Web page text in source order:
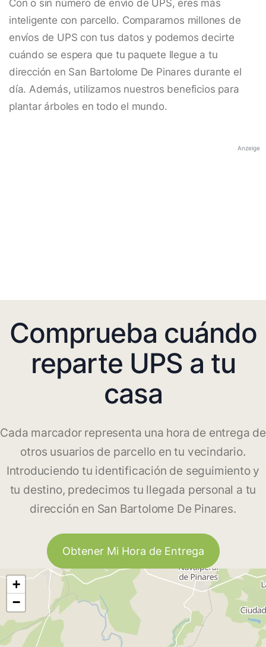
Con o sin número de envío de UPS, eres más
inteligente con parcello. Comparamos millones de
envíos de UPS con tus datos y podemos decirte
cuándo se espera que tu paquete llegue a tu
dirección en San Bartolome De Pinares durante el
día. Además, utilizamos nuestros beneficios para
plantar árboles en todo el mundo.
Anzeige
Comprueba cuándo
reparte UPS a tu
casa
Cada marcador representa una hora de entrega de
otros usuarios de parcello en tu vecindario.
Introduciendo tu identificación de seguimiento y
tu destino, predecimos tu llegada personal a tu
dirección en San Bartolome De Pinares.
Obtener Mi Hora de Entrega
+
−